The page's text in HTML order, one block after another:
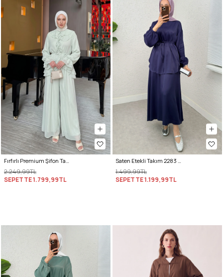
Fırfırlı Premium Şifon Takım 266031 - AÇIK YEŞİL
2.249,99TL
SEPETTE1.799,99TL
Saten Etekli Takım 2283 - LACİVERT
1.499,99TL
SEPETTE1.199,99TL